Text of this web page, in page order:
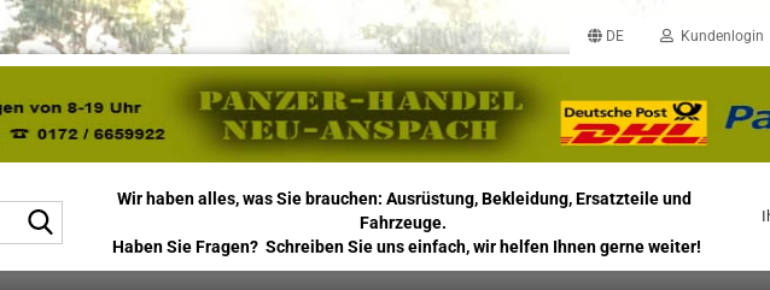
DE Kundenlogin
Wir haben alles, was Sie brauchen: Ausrüstung, Bekleidung, Ersatzteile und
Fahrzeuge.
Haben Sie Fragen? Schreiben Sie uns einfach, wir helfen Ihnen gerne weiter!